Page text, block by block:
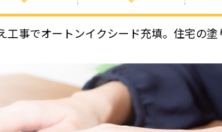
コラム 会
職
紹介
お
ら
事でオートンイクシード充填。住宅の